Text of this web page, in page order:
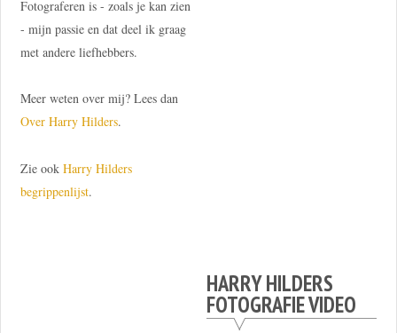
Fotograferen is - zoals je kan zien
- mijn passie en dat deel ik graag
met andere liefhebbers.
Meer weten over mij? Lees dan
Over Harry Hilders.
Zie ook Harry Hilders
begrippenlijst.
HARRY HILDERS
FOTOGRAFIE VIDEO